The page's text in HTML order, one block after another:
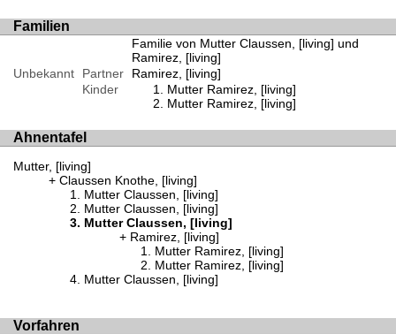
Familien
Familie von Mutter Claussen, [living] und
Ramirez, [living]
Unbekannt
Partner
Ramirez, [living]
Kinder
Mutter Ramirez, [living]
Mutter Ramirez, [living]
Ahnentafel
Mutter, [living]
Claussen Knothe, [living]
Mutter Claussen, [living]
Mutter Claussen, [living]
Mutter Claussen, [living]
Ramirez, [living]
Mutter Ramirez, [living]
Mutter Ramirez, [living]
Mutter Claussen, [living]
Vorfahren